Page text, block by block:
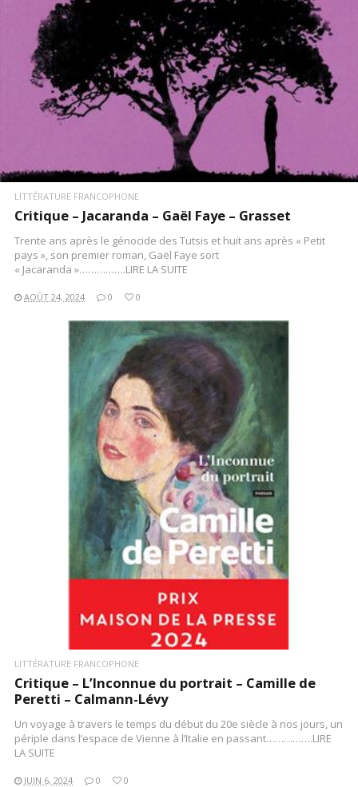
LITTÉRATURE FRANCOPHONE
Critique – Jacaranda – Gaël Faye – Grasset
Trente ans après le génocide des Tutsis et huit ans après « Petit
pays », son premier roman, Gaël Faye sort
« Jacaranda »…………….LIRE LA SUITE
AOÛT 24, 2024 0 0
LIRE LA SUITE
LITTÉRATURE FRANCOPHONE
Critique – L’Inconnue du portrait – Camille de
Peretti – Calmann-Lévy
Un voyage à travers le temps du début du 20e siècle à nos jours, un
périple dans l’espace de Vienne à l’Italie en passant…………….LIRE
LA SUITE
JUIN 6, 2024 0 0